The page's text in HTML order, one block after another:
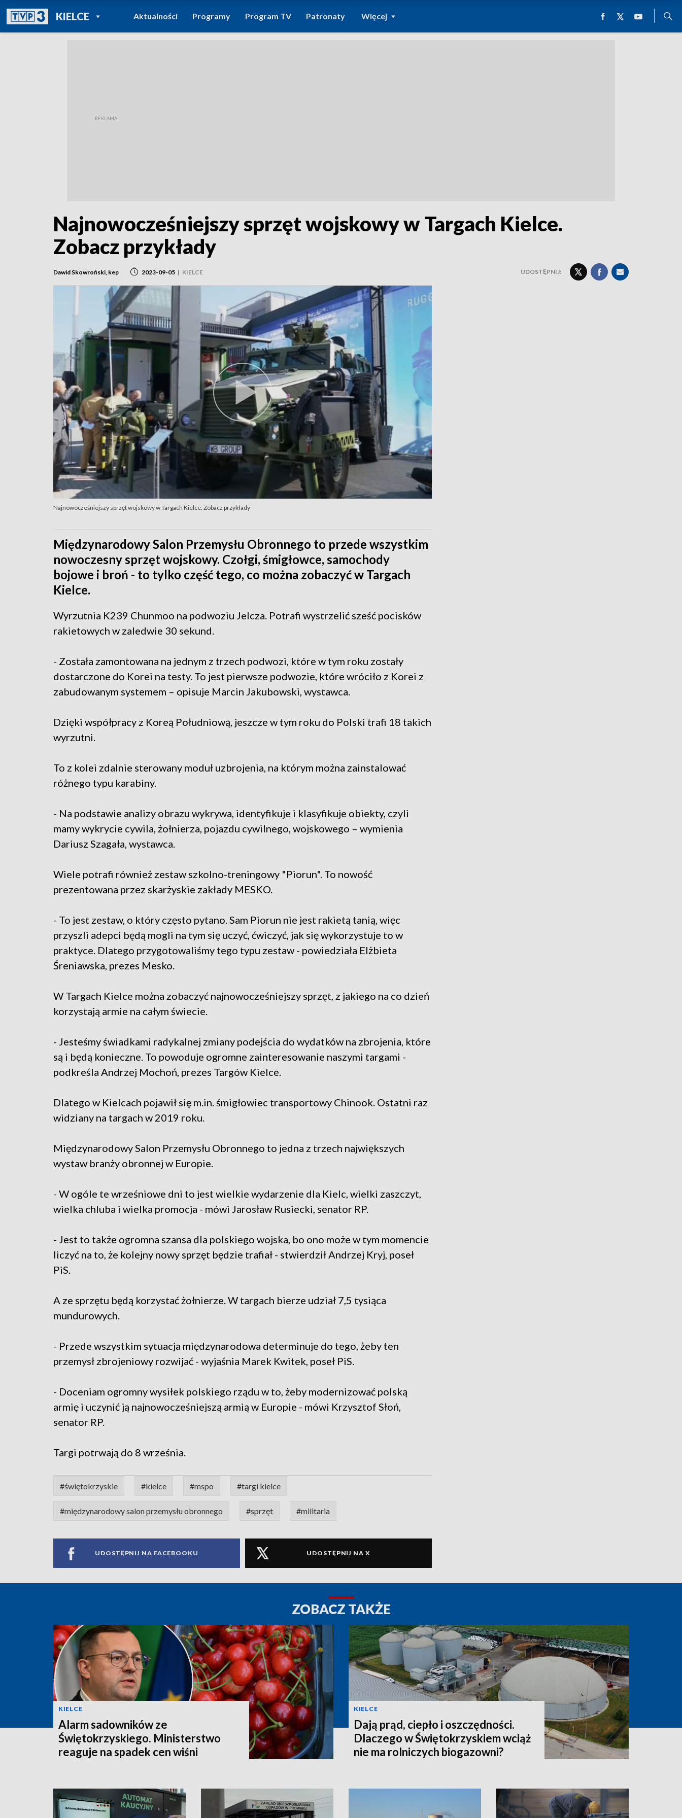
KIELCEPOWRÓT DO
TVP REGIONY
Aktualności Programy Program TV Patronaty Więcej
Najnowocześniejszy sprzęt wojskowy w Targach Kielce.
Zobacz przykłady
Dawid Skowroński, kep 2023-09-05 | KIELCE UDOSTĘPNIJ:
Najnowocześniejszy sprzęt wojskowy w Targach Kielce. Zobacz przykłady
Międzynarodowy Salon Przemysłu Obronnego to przede wszystkim
nowoczesny sprzęt wojskowy. Czołgi, śmigłowce, samochody
bojowe i broń - to tylko część tego, co można zobaczyć w Targach
Kielce.
Wyrzutnia K239 Chunmoo na podwoziu Jelcza. Potrafi wystrzelić sześć pocisków
rakietowych w zaledwie 30 sekund.
- Została zamontowana na jednym z trzech podwozi, które w tym roku zostały
dostarczone do Korei na testy. To jest pierwsze podwozie, które wróciło z Korei z
zabudowanym systemem – opisuje Marcin Jakubowski, wystawca.
Dzięki współpracy z Koreą Południową, jeszcze w tym roku do Polski trafi 18 takich
wyrzutni.
To z kolei zdalnie sterowany moduł uzbrojenia, na którym można zainstalować
różnego typu karabiny.
- Na podstawie analizy obrazu wykrywa, identyfikuje i klasyfikuje obiekty, czyli
mamy wykrycie cywila, żołnierza, pojazdu cywilnego, wojskowego – wymienia
Dariusz Szagała, wystawca.
Wiele potrafi również zestaw szkolno-treningowy "Piorun". To nowość
prezentowana przez skarżyskie zakłady MESKO.
- To jest zestaw, o który często pytano. Sam Piorun nie jest rakietą tanią, więc
przyszli adepci będą mogli na tym się uczyć, ćwiczyć, jak się wykorzystuje to w
praktyce. Dlatego przygotowaliśmy tego typu zestaw - powiedziała Elżbieta
Śreniawska, prezes Mesko.
W Targach Kielce można zobaczyć najnowocześniejszy sprzęt, z jakiego na co dzień
korzystają armie na całym świecie.
- Jesteśmy świadkami radykalnej zmiany podejścia do wydatków na zbrojenia, które
są i będą konieczne. To powoduje ogromne zainteresowanie naszymi targami -
podkreśla Andrzej Mochoń, prezes Targów Kielce.
Dlatego w Kielcach pojawił się m.in. śmigłowiec transportowy Chinook. Ostatni raz
widziany na targach w 2019 roku.
Międzynarodowy Salon Przemysłu Obronnego to jedna z trzech największych
wystaw branży obronnej w Europie.
- W ogóle te wrześniowe dni to jest wielkie wydarzenie dla Kielc, wielki zaszczyt,
wielka chluba i wielka promocja - mówi Jarosław Rusiecki, senator RP.
- Jest to także ogromna szansa dla polskiego wojska, bo ono może w tym momencie
liczyć na to, że kolejny nowy sprzęt będzie trafiał - stwierdził Andrzej Kryj, poseł
PiS.
A ze sprzętu będą korzystać żołnierze. W targach bierze udział 7,5 tysiąca
mundurowych.
- Przede wszystkim sytuacja międzynarodowa determinuje do tego, żeby ten
przemysł zbrojeniowy rozwijać - wyjaśnia Marek Kwitek, poseł PiS.
- Doceniam ogromny wysiłek polskiego rządu w to, żeby modernizować polską
armię i uczynić ją najnowocześniejszą armią w Europie - mówi Krzysztof Słoń,
senator RP.
Targi potrwają do 8 września.
#świętokrzyskie #kielce #mspo #targi kielce
#międzynarodowy salon przemysłu obronnego #sprzęt #militaria
UDOSTĘPNIJ NA FACEBOOKU UDOSTĘPNIJ NA X
ZOBACZ TAKŻE
KIELCE
Alarm sadowników ze
Świętokrzyskiego. Ministerstwo
reaguje na spadek cen wiśni
KIELCE
Dają prąd, ciepło i oszczędności.
Dlaczego w Świętokrzyskiem wciąż
nie ma rolniczych biogazowni?